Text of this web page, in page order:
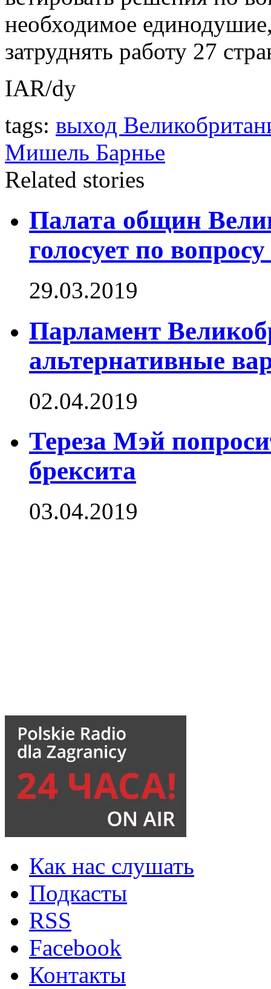
необходимое
затруднять работу 27
IAR/dy
tags: выход
Мишель Барнье
Related stories
Палата общин
голосует по
29.03.2019
Парламент
альтернативные
02.04.2019
Тереза Мэй
брексита
03.04.2019
Как нас слушать
Подкасты
RSS
Facebook
Контакты